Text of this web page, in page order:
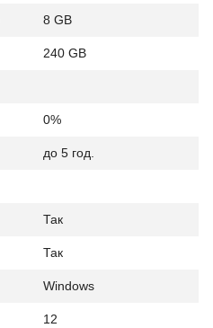
8 GB
240 GB
0%
до 5 год.
Так
Так
Windows
12